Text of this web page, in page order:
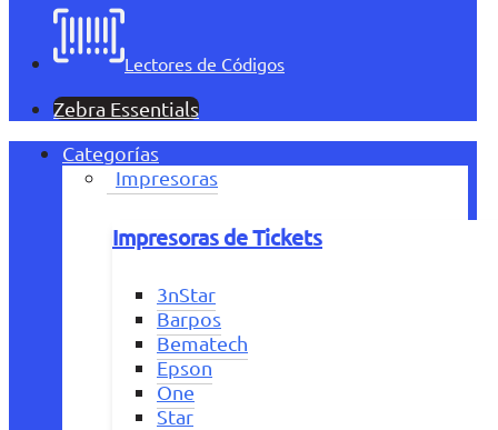
Lectores de Códigos
Zebra Essentials
Categorías
Impresoras
Impresoras de Tickets
3nStar
Barpos
Bematech
Epson
One
Star